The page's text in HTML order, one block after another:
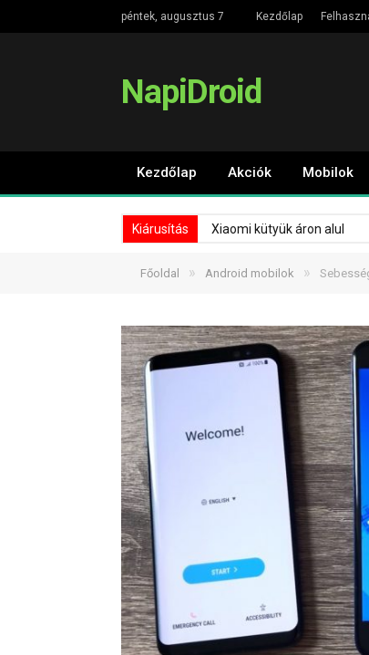
péntek, augusztus 7 Kezdőlap
NapiDroid
Kezdőlap Akciók Mobilok
Kiárusítás Xiaomi kütyük áron alul
Főoldal » Android mobilok »